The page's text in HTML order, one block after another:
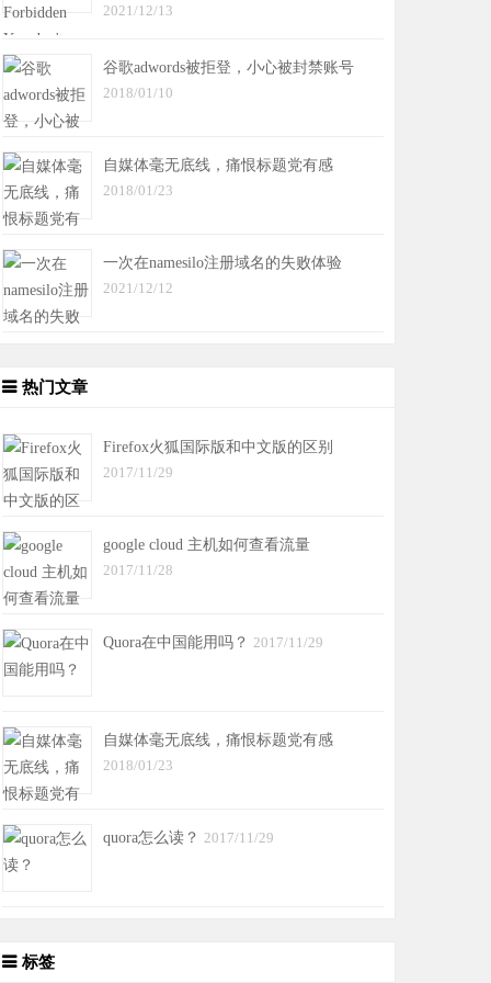
2021/12/13
谷歌adwords被拒登，小心被封禁账号
2018/01/10
自媒体毫无底线，痛恨标题党有感
2018/01/23
一次在namesilo注册域名的失败体验
2021/12/12
热门文章
Firefox火狐国际版和中文版的区别
2017/11/29
google cloud 主机如何查看流量
2017/11/28
Quora在中国能用吗？ 2017/11/29
自媒体毫无底线，痛恨标题党有感
2018/01/23
quora怎么读？ 2017/11/29
标签